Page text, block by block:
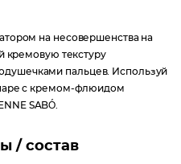
на несовершенства на
кремовую текстуру
пальцев. Используй
с кремом-флюидом
SABÓ.
/ состав